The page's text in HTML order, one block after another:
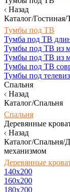
Назад
Каталог/
Тумбы под ТВ
Тумба под ТВ
Тумбы под ТВ из
Тумбы под ТВ из
Тумбы под ТВ
Тумбы под
Спальня
Назад
Каталог/Спальня
Спальня
Деревянные
Назад
Каталог/Спальня/
механизмом
Деревянные
140x200
160х200
180х200